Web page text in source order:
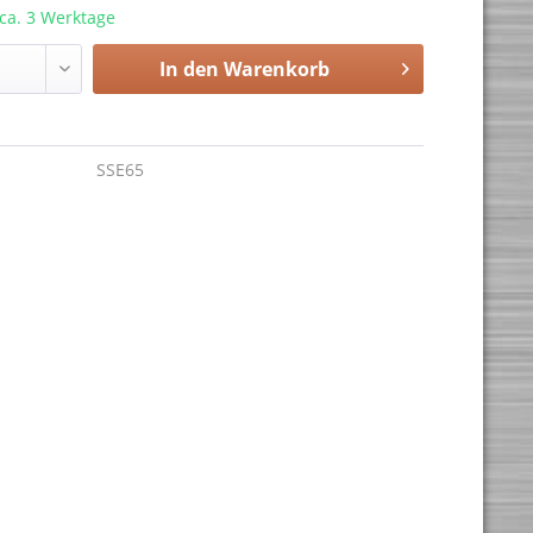
3 Werktage
In den Warenkorb
SSE65